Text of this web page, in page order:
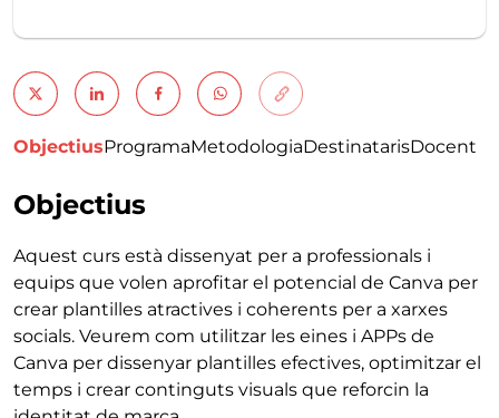
ObjectiusProgramaMetodologiaDestinatarisDocent
Objectius
Aquest curs està dissenyat per a professionals i
equips que volen aprofitar el potencial de Canva per
crear plantilles atractives i coherents per a xarxes
socials. Veurem com utilitzar les eines i APPs de
Canva per dissenyar plantilles efectives, optimitzar el
temps i crear continguts visuals que reforcin la